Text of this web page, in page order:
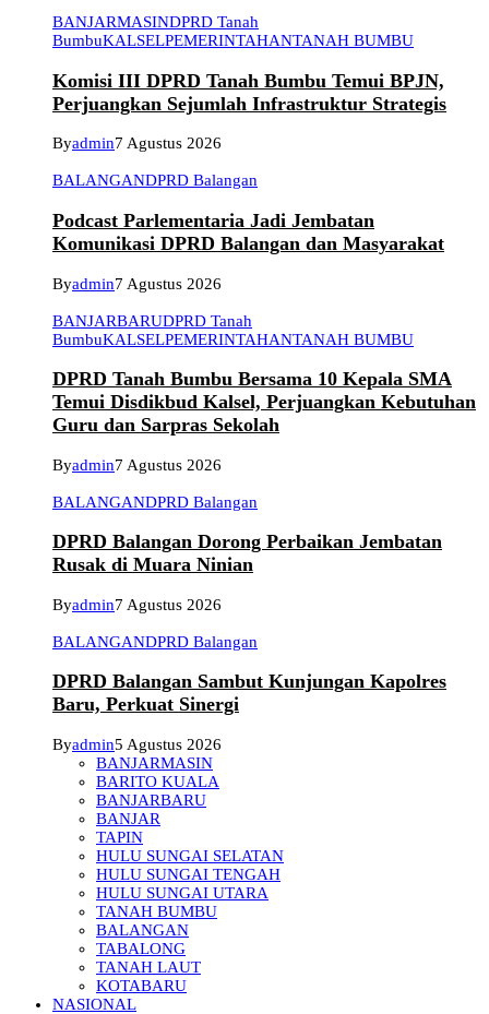
BANJARMASINDPRD Tanah
BumbuKALSELPEMERINTAHANTANAH BUMBU
Komisi III DPRD Tanah Bumbu Temui BPJN,
Perjuangkan Sejumlah Infrastruktur Strategis
Byadmin7 Agustus 2026
BALANGANDPRD Balangan
Podcast Parlementaria Jadi Jembatan
Komunikasi DPRD Balangan dan Masyarakat
Byadmin7 Agustus 2026
BANJARBARUDPRD Tanah
BumbuKALSELPEMERINTAHANTANAH BUMBU
DPRD Tanah Bumbu Bersama 10 Kepala SMA
Temui Disdikbud Kalsel, Perjuangkan Kebutuhan
Guru dan Sarpras Sekolah
Byadmin7 Agustus 2026
BALANGANDPRD Balangan
DPRD Balangan Dorong Perbaikan Jembatan
Rusak di Muara Ninian
Byadmin7 Agustus 2026
BALANGANDPRD Balangan
DPRD Balangan Sambut Kunjungan Kapolres
Baru, Perkuat Sinergi
Byadmin5 Agustus 2026
BANJARMASIN
BARITO KUALA
BANJARBARU
BANJAR
TAPIN
HULU SUNGAI SELATAN
HULU SUNGAI TENGAH
HULU SUNGAI UTARA
TANAH BUMBU
BALANGAN
TABALONG
TANAH LAUT
KOTABARU
NASIONAL